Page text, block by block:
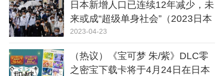
日本新增人口已连续12年减少，未
来或成“超级单身社会”（2023日本
新增人口少）
2023-04-23
（热议）《宝可梦 朱/紫》DLC零
之密宝下载卡将于4月24日在日本